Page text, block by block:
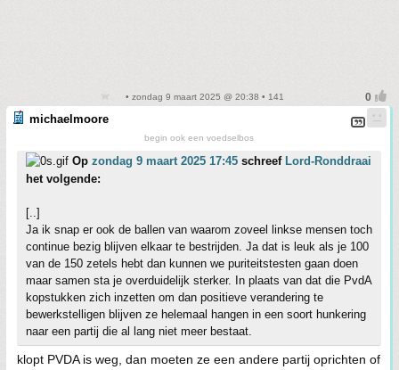
• zondag 9 maart 2025 @ 20:38 • 141
michaelmoore
begin ook een voedselbos
Op zondag 9 maart 2025 17:45 schreef Lord-Ronddraai
het volgende:
[..]
Ja ik snap er ook de ballen van waarom zoveel linkse mensen toch
continue bezig blijven elkaar te bestrijden. Ja dat is leuk als je 100
van de 150 zetels hebt dan kunnen we puriteitstesten gaan doen
maar samen sta je overduidelijk sterker. In plaats van dat die PvdA
kopstukken zich inzetten om dan positieve verandering te
bewerkstelligen blijven ze helemaal hangen in een soort hunkering
naar een partij die al lang niet meer bestaat.
klopt PVDA is weg, dan moeten ze een andere partij oprichten of